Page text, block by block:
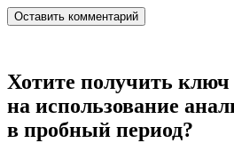
Хотите получить ключ
на использование
в пробный период?